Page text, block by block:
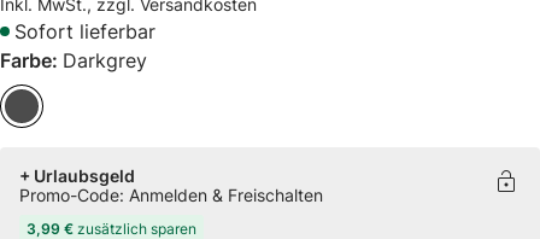
Inkl. MwSt., zzgl. Versandkosten
Sofort lieferbar
Farbe: Darkgrey
+ Urlaubsgeld
Promo-Code: Anmelden & Freischalten
3,99 € zusätzlich sparen